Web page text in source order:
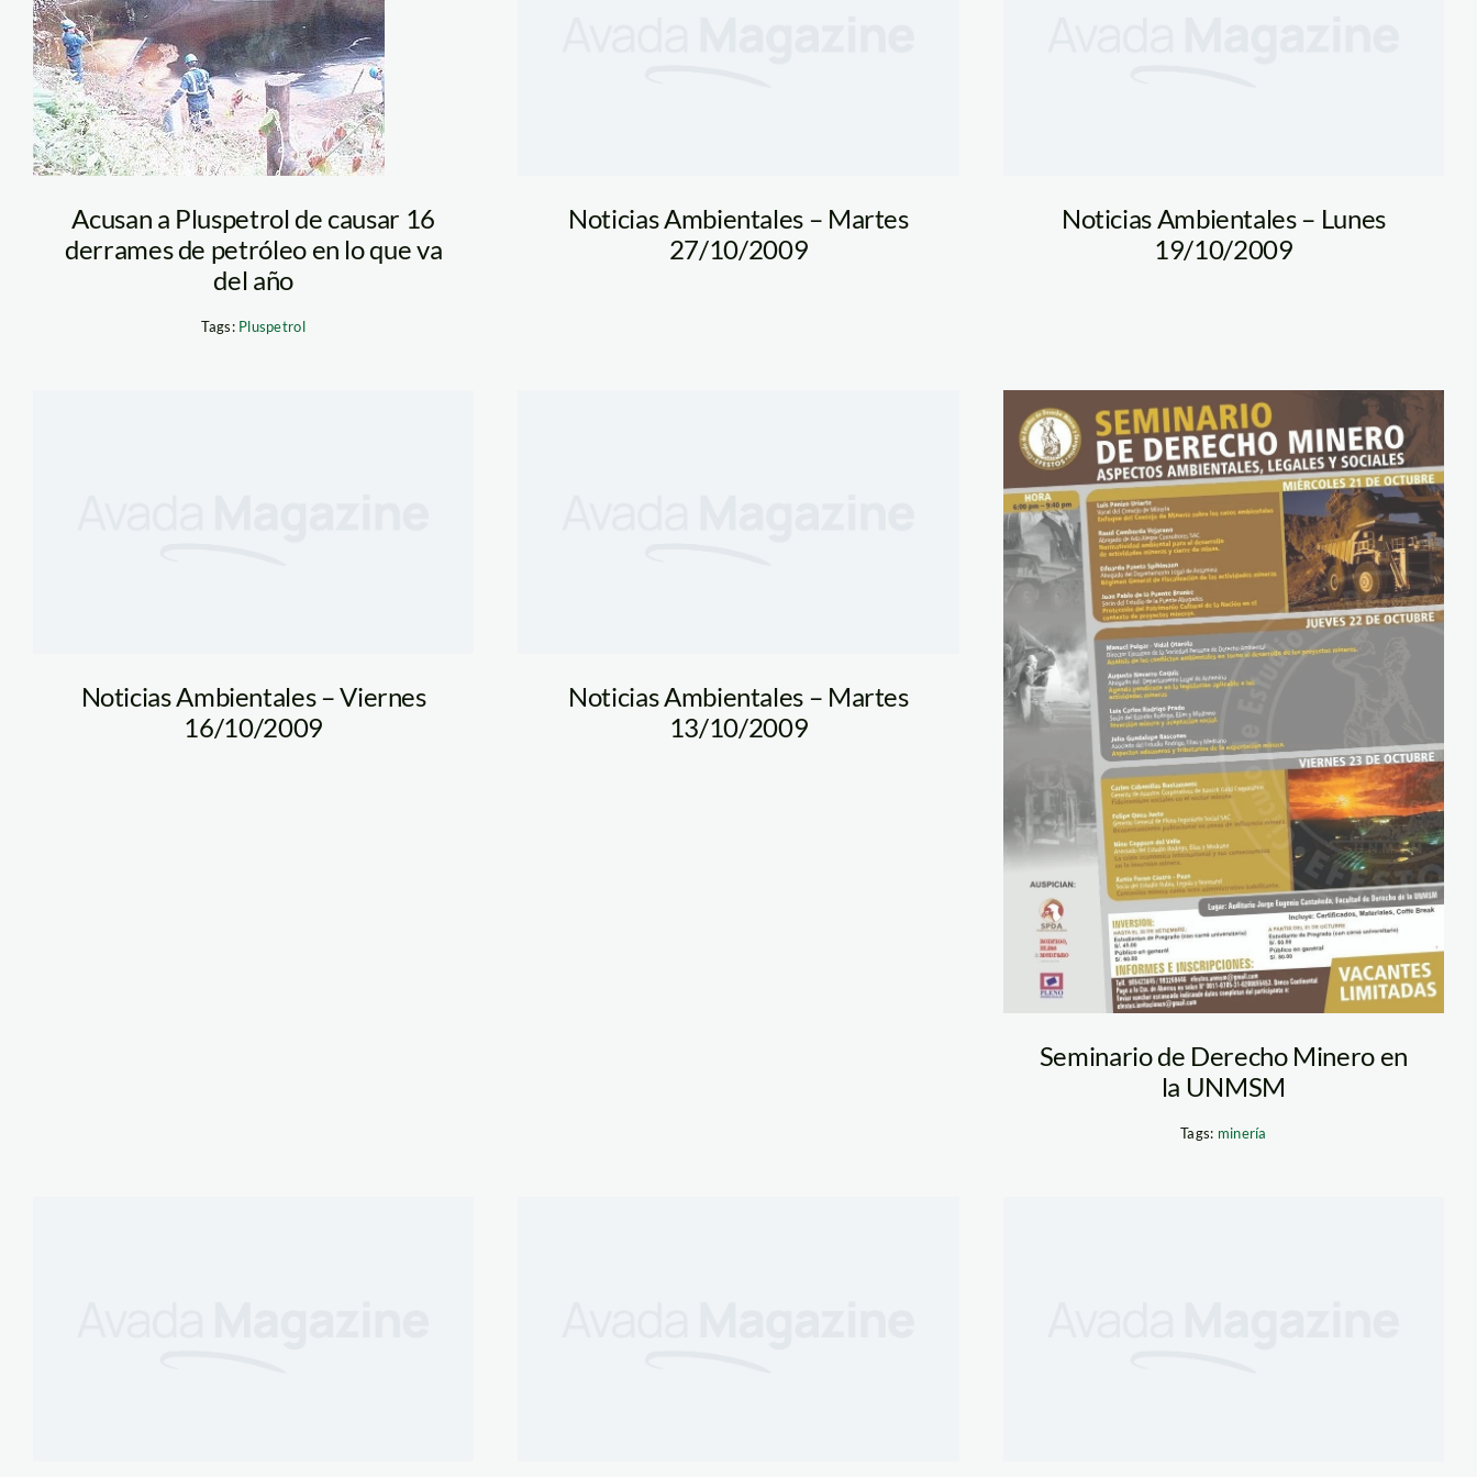
Acusan a Pluspetrol de causar 16
derrames de petróleo en lo que va
del año
Tags: Pluspetrol
Noticias Ambientales – Martes
27/10/2009
Noticias Ambientales – Lunes
19/10/2009
Noticias Ambientales – Viernes
16/10/2009
Noticias Ambientales – Martes
13/10/2009
Seminario de Derecho Minero en
la UNMSM
Tags: minería